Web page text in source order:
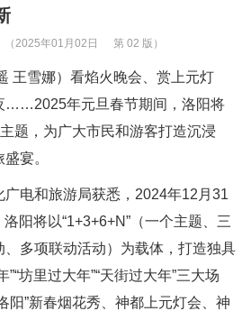
（2025年01月02日 第 02 版）
王雪娜）看焰火晚会、赏上元灯
……2025年元旦春节期间，洛阳将
主题，为广大市民和游客打造沉浸
宴。
电和旅游局获悉，2024年12月31
阳将以“1+3+6+N”（一个主题、三
、多项联动活动）为载体，打造独具
坊里过大年”“天街过大年”三大场
阳”新春烟花秀、神都上元灯会、神